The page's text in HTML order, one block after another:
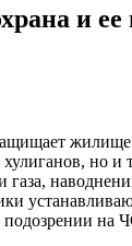
и
жилище
но и
газа,
на